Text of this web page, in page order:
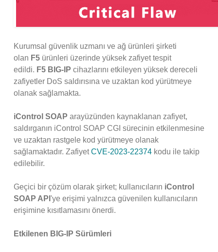
Kurumsal güvenlik uzmanı ve ağ ürünleri şirketi
olan F5 ürünleri üzerinde yüksek zafiyet tespit
edildi. F5 BIG-IP cihazlarını etkileyen yüksek dereceli
zafiyetler DoS saldırısına ve uzaktan kod yürütmeye
olanak sağlamakta.
iControl SOAP arayüzünden kaynaklanan zafiyet,
saldırganın iControl SOAP CGI sürecinin etkilenmesine
ve uzaktan rastgele kod yürütmeye olanak
sağlamaktadır. ZafiyetCVE-2023-22374 kodu ile takip
edilebilir.
Geçici bir çözüm olarak şirket; kullanıcıların iControl
SOAP API 'ye erişimi yalnızca güvenilen kullanıcıların
erişimine kısıtlamasını önerdi.
Etkilenen BIG-IP Sürümleri